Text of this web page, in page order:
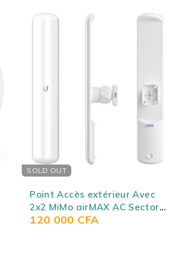
Antenne Point d'accès/CPE
extérieur IP-COM
MICROSTATION LOCO
65 000CFA